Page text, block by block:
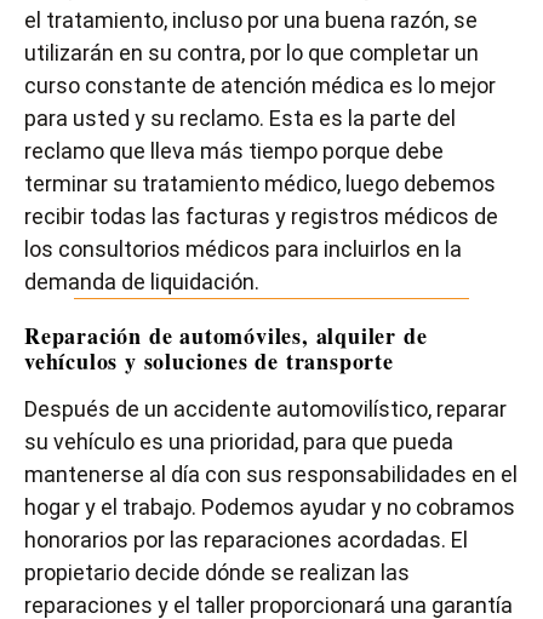
el tratamiento, incluso por una buena razón, se
utilizarán en su contra, por lo que completar un
curso constante de atención médica es lo mejor
para usted y su reclamo. Esta es la parte del
reclamo que lleva más tiempo porque debe
terminar su tratamiento médico, luego debemos
recibir todas las facturas y registros médicos de
los consultorios médicos para incluirlos en la
demanda de liquidación.
Reparación de automóviles, alquiler de
vehículos y soluciones de transporte
Después de un accidente automovilístico, reparar
su vehículo es una prioridad, para que pueda
mantenerse al día con sus responsabilidades en el
hogar y el trabajo. Podemos ayudar y no cobramos
honorarios por las reparaciones acordadas. El
propietario decide dónde se realizan las
reparaciones y el taller proporcionará una garantía